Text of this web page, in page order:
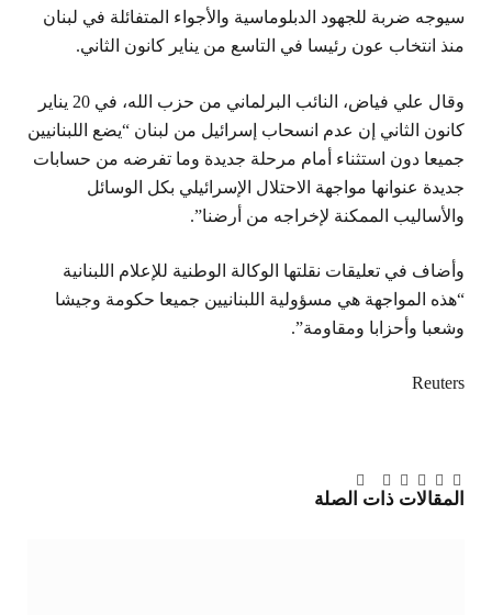
سيوجه ضربة للجهود الدبلوماسية والأجواء المتفائلة في لبنان
منذ انتخاب عون رئيسا في التاسع من يناير كانون الثاني.
وقال علي فياض، النائب البرلماني من حزب الله، في 20 يناير
كانون الثاني إن عدم انسحاب إسرائيل من لبنان “يضع اللبنانيين
جميعا دون استثناء أمام مرحلة جديدة وما تفرضه من حسابات
جديدة عنوانها مواجهة الاحتلال الإسرائيلي بكل الوسائل
والأساليب الممكنة لإخراجه من أرضنا”.
وأضاف في تعليقات نقلتها الوكالة الوطنية للإعلام اللبنانية
“هذه المواجهة هي مسؤولية اللبنانيين جميعا حكومة وجيشا
وشعبا وأحزابا ومقاومة”.
Reuters
فيسبوك
تويتربينتيريست
لينكدإن
Tumblr
تيلقرام
البريد
الإلكتروني
المقالات ذات الصلة